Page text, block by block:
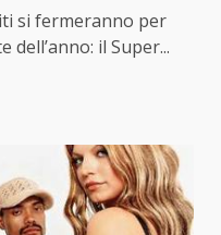
si fermeranno per
dell’anno: il Super...